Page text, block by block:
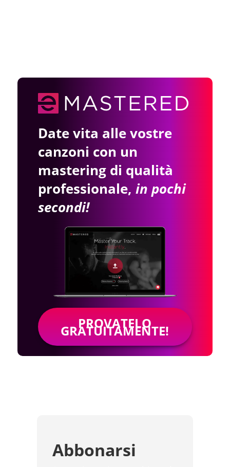
Date vita alle vostre
canzoni con un
mastering di qualità
professionale, in pochi
secondi!
PROVATELO
GRATUITAMENTE!
Abbonarsi